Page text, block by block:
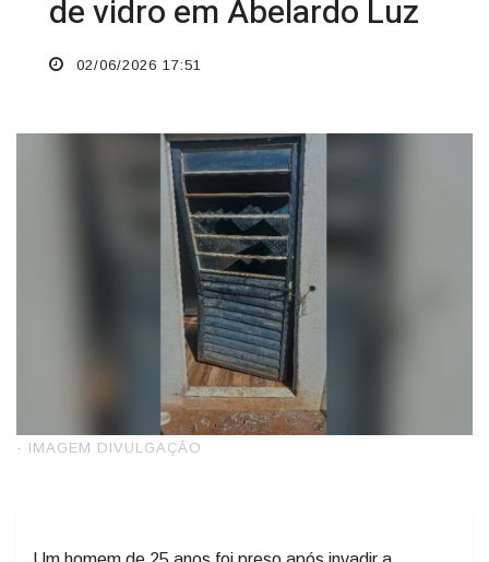
02/06/2026 17:51
- IMAGEM DIVULGAÇÃO
residência da ex-companheira, quebrar a porta do